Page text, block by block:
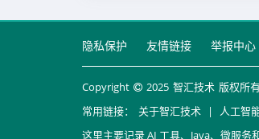
隐私保护 友情链接 举报中心
Copyright 2025 智汇技术 版权所
常用链接：
关于智汇技术 | 人工智
这里主要记录 AI 工具、Java、微服务